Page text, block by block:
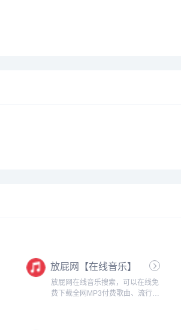
放屁网【在线音乐】
放屁网在线音乐搜索，可以在线免
费下载全网MP3付费歌曲、流行音